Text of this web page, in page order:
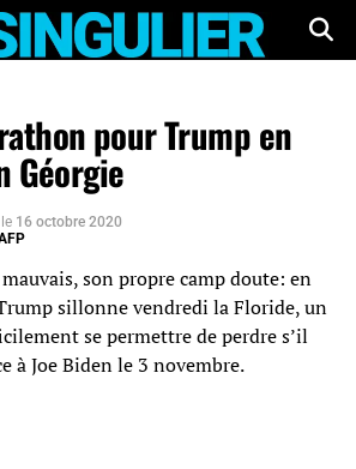
pour Trump en
Géorgie
le 16 octobre 2020
son propre camp doute: en
sillonne vendredi la Floride, un
se permettre de perdre s’il
à Joe Biden le 3 novembre.